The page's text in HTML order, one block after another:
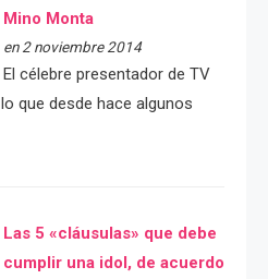
Mino Monta
en 2 noviembre 2014
El célebre presentador de TV
que desde hace algunos
Las 5 «cláusulas» que debe
cumplir una idol, de acuerdo